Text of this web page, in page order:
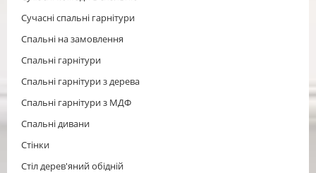
Сучасні спальні гарнітури
Спальні на замовлення
Спальні гарнітури
Спальні гарнітури з дерева
Спальні гарнітури з МДФ
Спальні дивани
Стінки
Стіл дерев'яний обідній